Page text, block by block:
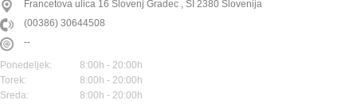
Francetova ulica 16 Slovenj Gradec , SI 2380 Slovenija
(00386) 30644508
--
Ponedeljek:
8:00h - 20:00h
Torek:
8:00h - 20:00h
Sreda:
8:00h - 20:00h